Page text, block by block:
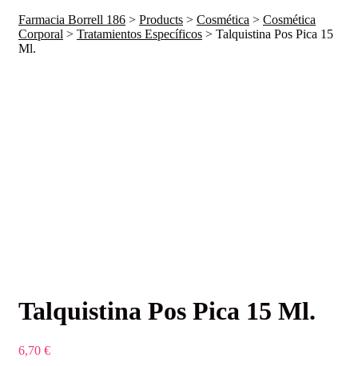
Farmacia Borrell 186 > Products > Cosmética > Cosmética
Corporal > Tratamientos Específicos > Talquistina Pos Pica 15
Ml.
Talquistina Pos Pica 15 Ml.
6,70 €